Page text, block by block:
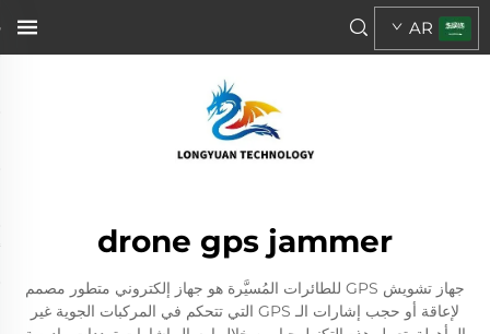
AR
drone gps jammer
جهاز تشويش GPS للطائرات المُسيَّرة هو جهاز إلكتروني متطور مصمم
لإعاقة أو حجب إشارات الـ GPS التي تتحكم في المركبات الجوية غير